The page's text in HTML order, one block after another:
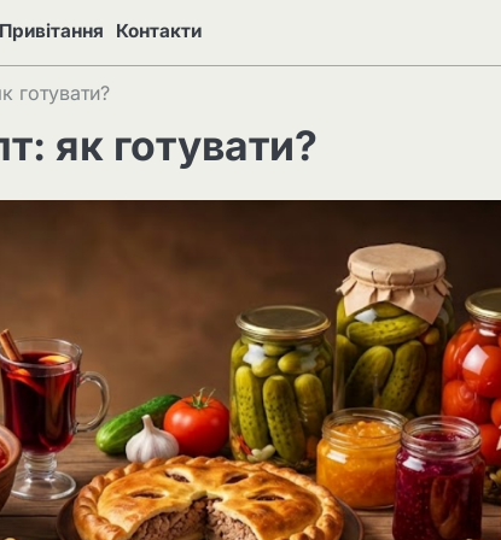
Привітання Контакти
готувати?
як готувати?